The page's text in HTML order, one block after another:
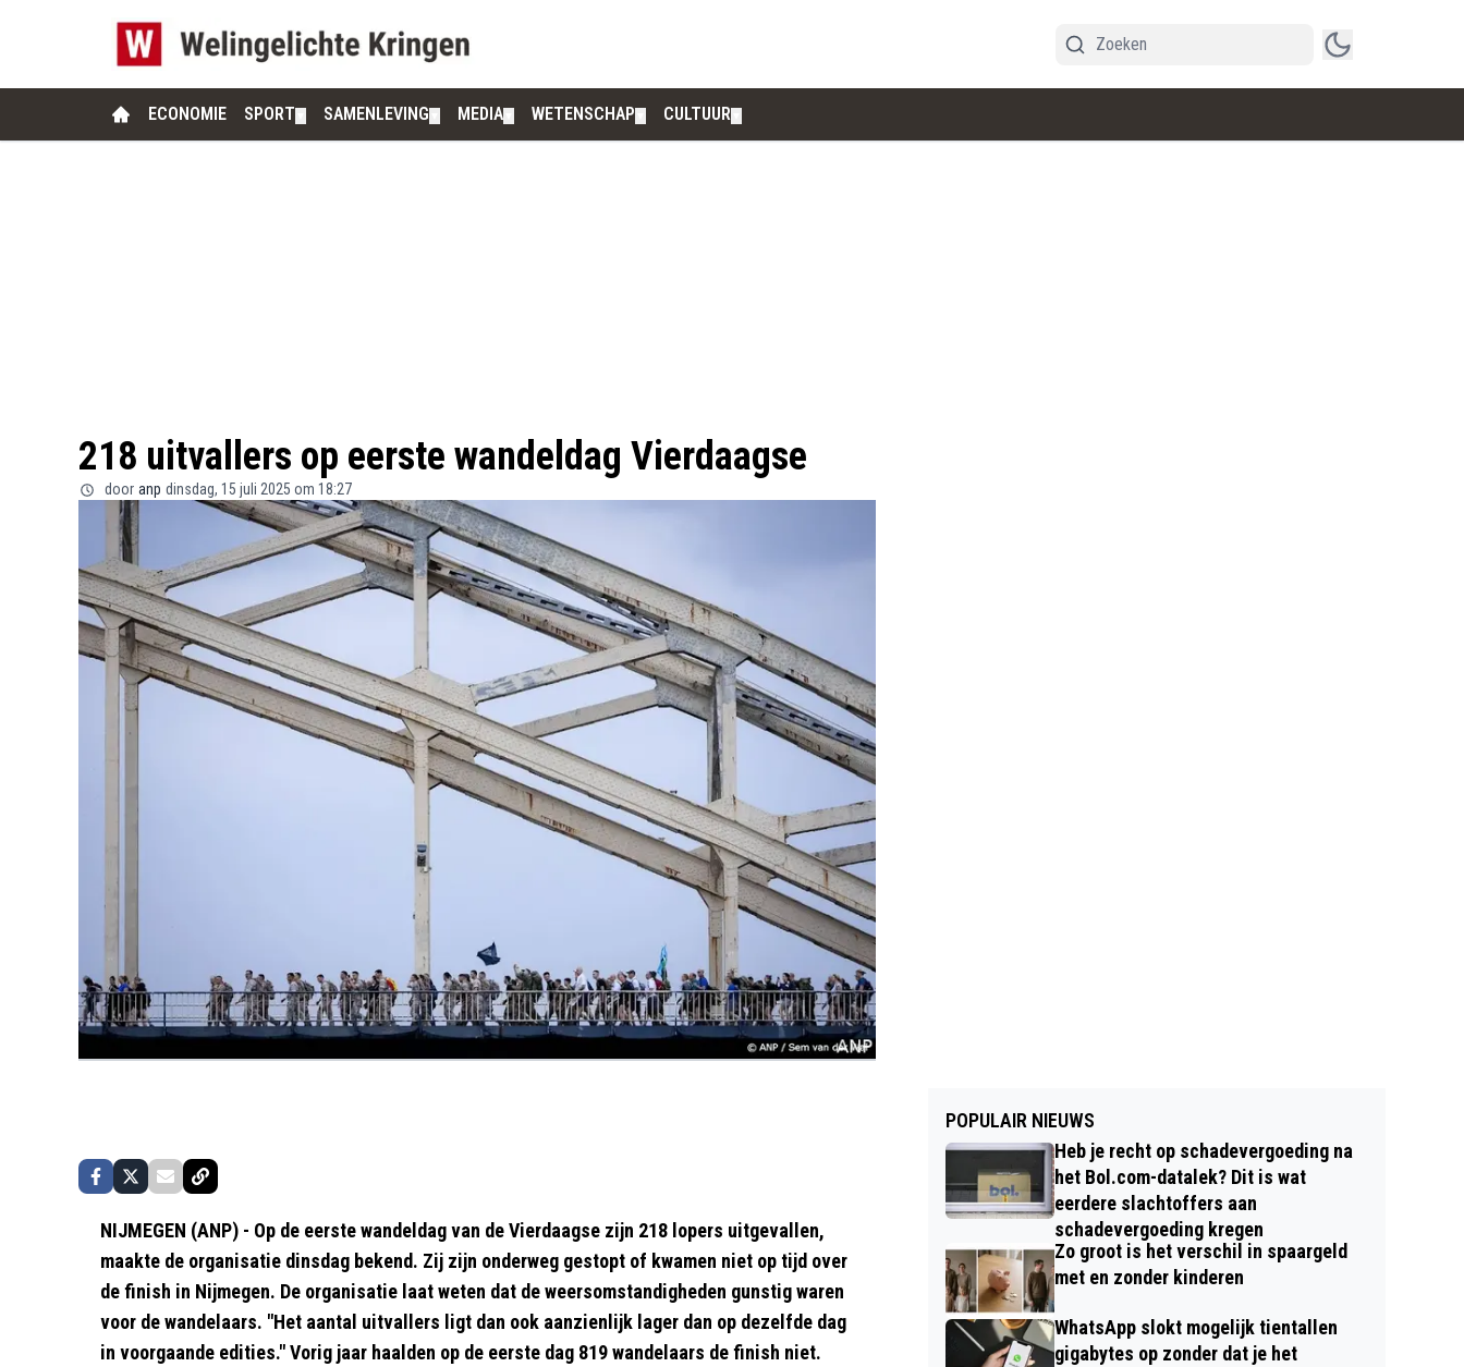
ECONOMIE SPORT SAMENLEVING MEDIA WETENSCHAP CULTUUR
218 uitvallers op eerste wandeldag Vierdaagse
door anp dinsdag, 15 juli 2025 om 18:27
NIJMEGEN (ANP) - Op de eerste wandeldag van de Vierdaagse zijn 218 lopers uitgevallen,
maakte de organisatie dinsdag bekend. Zij zijn onderweg gestopt of kwamen niet op tijd over
de finish in Nijmegen. De organisatie laat weten dat de weersomstandigheden gunstig waren
voor de wandelaars. "Het aantal uitvallers ligt dan ook aanzienlijk lager dan op dezelfde dag
in voorgaande edities." Vorig jaar haalden op de eerste dag 819 wandelaars de finish niet.
POPULAIR NIEUWS
Heb je recht op schadevergoeding na
het Bol.com-datalek? Dit is wat
eerdere slachtoffers aan
schadevergoeding kregen
Zo groot is het verschil in spaargeld
met en zonder kinderen
WhatsApp slokt mogelijk tientallen
gigabytes op zonder dat je het